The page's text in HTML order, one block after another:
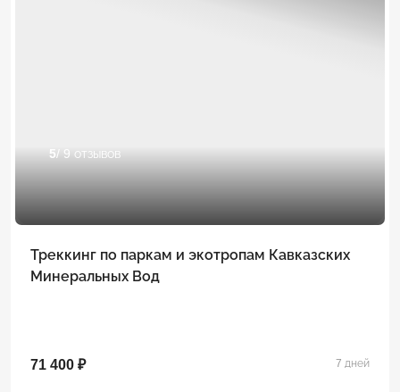
5/ 9 отзывов
Треккинг по паркам и экотропам Кавказских
Минеральных Вод
71 400 ₽ 7 дней